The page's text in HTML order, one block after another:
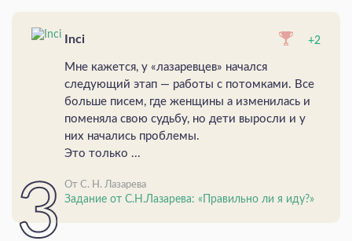
Inci +2
Мне кажется, у «лазаревцев» начался
следующий этап — работы с потомками. Все
больше писем, где женщины а изменилась и
поменяла свою судьбу, но дети выросли и у
них начались проблемы.
Это только ...
От С. Н. Лазарева
Задание от С.Н.Лазарева: «Правильно ли я иду?»